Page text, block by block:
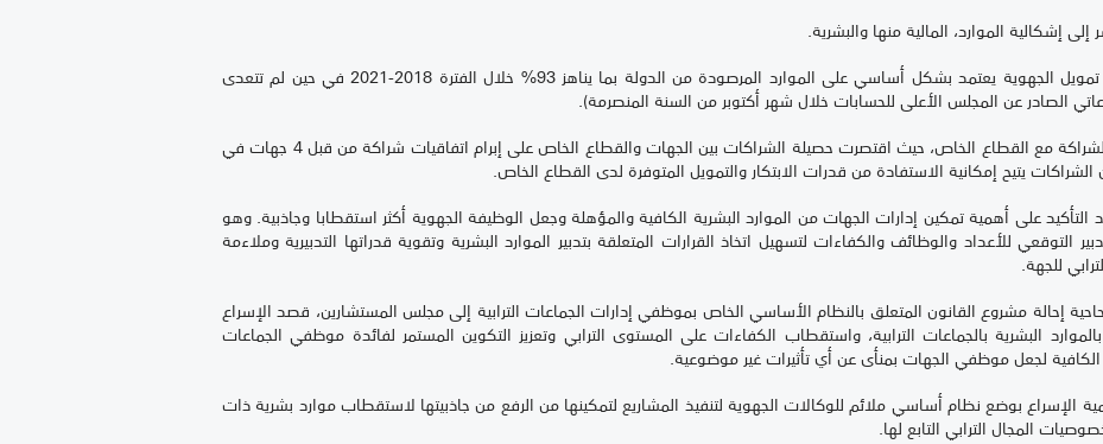
إشكالية الموارد، المالية منها والبشرية.
فعلى مستوى الموارد المالية، يلاحظ أن تمويل الجهوية يعتمد بشكل أساسي على الموارد المرصودة من الدولة بما يناهز 93% خلال الفترة 2018-2021 في حين لم تتعدى
وفي سياق متصل، يسجل تأخر في تأطير الشراكة مع القطاع الخاص، حيث اقتصرت حصيلة الشراكات بين الجهات والقطاع الخاص على إبرام اتفاقيات شراكة من قبل 4 جهات في
يتيح إمكانية الاستفادة من قدرات الابتكار والتمويل المتوفرة لدى القطاع الخاص.
التأكيد على أهمية تمكين إدارات الجهات من الموارد البشرية الكافية والمؤهلة وجعل الوظيفة الجهوية أكثر استقطابا وجاذبية. وهو
التوقعي للأعداد والوظائف والكفاءات لتسهيل اتخاذ القرارات المتعلقة بتدبير الموارد البشرية وتقوية قدراتها التدبيرية وملاءمة
للجهة.
إحالة مشروع القانون المتعلق بالنظام الأساسي الخاص بموظفي إدارات الجماعات الترابية إلى مجلس المستشارين، قصد الإسراع
البشرية بالجماعات الترابية، واستقطاب الكفاءات على المستوى الترابي وتعزيز التكوين المستمر لفائدة موظفي الجماعات
الكافية لجعل موظفي الجهات بمنأى عن أي تأثيرات غير موضوعية.
الإسراع بوضع نظام أساسي ملائم للوكالات الجهوية لتنفيذ المشاريع لتمكينها من الرفع من جاذبيتها لاستقطاب موارد بشرية ذات
المجال الترابي التابع لها.